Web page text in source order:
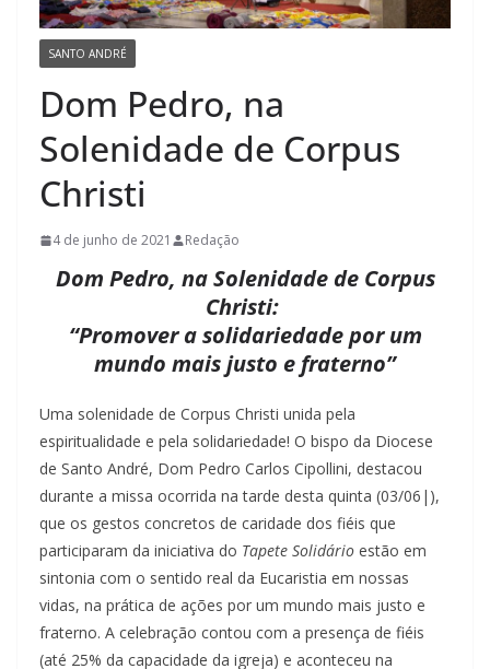
SANTO ANDRÉ
Dom Pedro, na
Solenidade de Corpus
Christi
4 de junho de 2021 Redação
Dom Pedro, na Solenidade de Corpus
Christi:
“Promover a solidariedade por um
mundo mais justo e fraterno”
Uma solenidade de Corpus Christi unida pela
espiritualidade e pela solidariedade! O bispo da Diocese
de Santo André, Dom Pedro Carlos Cipollini, destacou
durante a missa ocorrida na tarde desta quinta (03/06|),
que os gestos concretos de caridade dos fiéis que
participaram da iniciativa do Tapete Solidário estão em
sintonia com o sentido real da Eucaristia em nossas
vidas, na prática de ações por um mundo mais justo e
fraterno. A celebração contou com a presença de fiéis
(até 25% da capacidade da igreja) e aconteceu na